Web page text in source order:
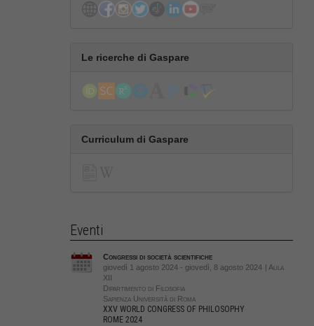
Le ricerche di Gaspare
Curriculum di Gaspare
Eventi
Congressi di società scientifiche
giovedì 1 agosto 2024 - giovedì, 8 agosto 2024
| Aula
XII
Dipartimento di Filosofia
Sapienza Università di Roma
XXV WORLD CONGRESS OF PHILOSOPHY
ROME 2024